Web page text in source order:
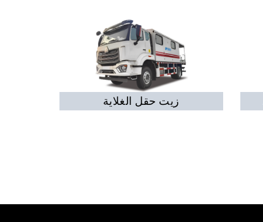
زيت حقل الغلاية